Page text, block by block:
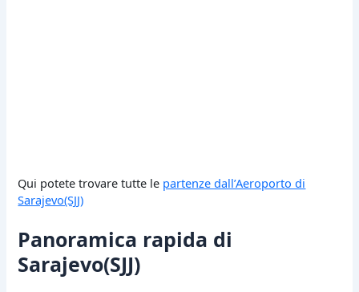
Qui potete trovare tutte le partenze dall’Aeroporto di
Sarajevo(SJJ)
Panoramica rapida di
Sarajevo(SJJ)